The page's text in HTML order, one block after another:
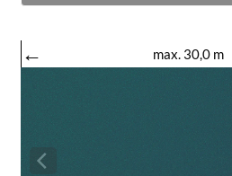
← max. 30,0 m